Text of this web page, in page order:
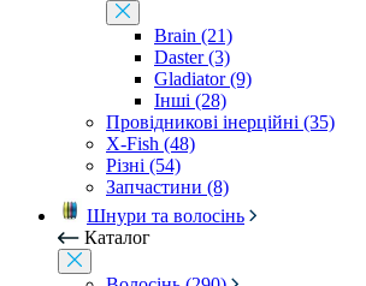
Brain (21)
Daster (3)
Gladiator (9)
Інші (28)
Провідникові інерційні (35)
X-Fish (48)
Різні (54)
Запчастини (8)
Шнури та волосінь
Каталог